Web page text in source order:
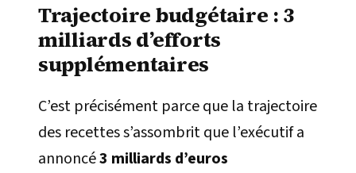
Trajectoire budgétaire : 3
milliards d’efforts
supplémentaires
C’est précisément parce que la trajectoire
des recettes s’assombrit que l’exécutif a
annoncé3 milliards d’euros